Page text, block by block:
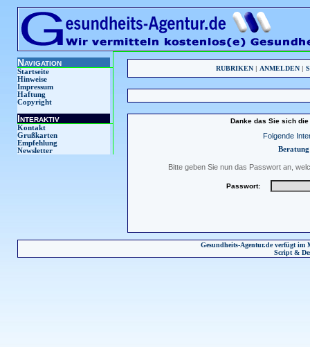
Navigation
Startseite
Hinweise
Impressum
Haftung
Copyright
Interaktiv
Kontakt
Grußkarten
Empfehlung
Newsletter
RUBRIKEN | ANMELDEN |
Danke das Sie sich
Folgende
Bitte geben Sie nun das Passwort an,
Passwort:
Gesundheits-Agentur.de verfügt im
Script &